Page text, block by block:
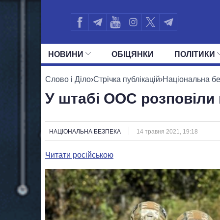
НОВИНИ ОБIЦЯНКИ ПОЛIТИКИ
УСІ ПОЛІТИКИ ПРЕЗИДЕНТ І
Слово і Діло›Стрічка публікацій›Національна
У штабі ООС розповіли
НАЦІОНАЛЬНА БЕЗПЕКА 14 травня 2021, 19:18
Читати російською